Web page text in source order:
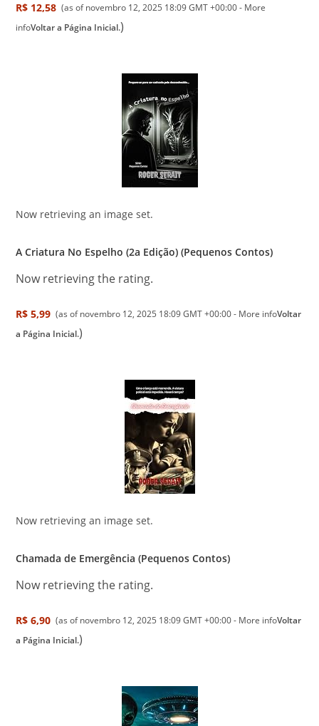
R$ 12,58 (as of novembro 12, 2025 18:09 GMT +00:00 - More
infoVoltar a Página Inicial.)
Now retrieving an image set.
A Criatura No Espelho (2a Edição) (Pequenos Contos)
Now retrieving the rating.
R$ 5,99 (as of novembro 12, 2025 18:09 GMT +00:00 - More infoVoltar
a Página Inicial.)
Now retrieving an image set.
Chamada de Emergência (Pequenos Contos)
Now retrieving the rating.
R$ 6,90 (as of novembro 12, 2025 18:09 GMT +00:00 - More infoVoltar
a Página Inicial.)